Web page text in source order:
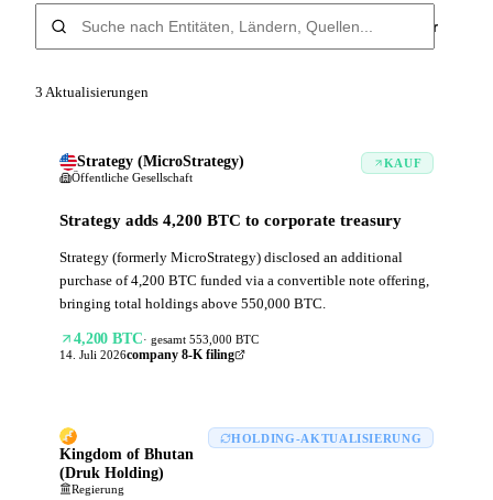
Filter
3 Aktualisierungen
Strategy (MicroStrategy)
Öffentliche Gesellschaft
KAUF
Strategy adds 4,200 BTC to corporate treasury
Strategy (formerly MicroStrategy) disclosed an additional
purchase of 4,200 BTC funded via a convertible note offering,
bringing total holdings above 550,000 BTC.
4,200 BTC· gesamt 553,000 BTC
14. Juli 2026company 8-K filing
Kingdom of Bhutan
(Druk Holding)
Regierung
HOLDING-AKTUALISIERUNG